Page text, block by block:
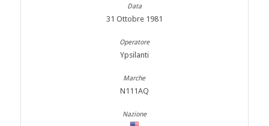
31 Ottobre 1981
Ypsilanti
N111AQ